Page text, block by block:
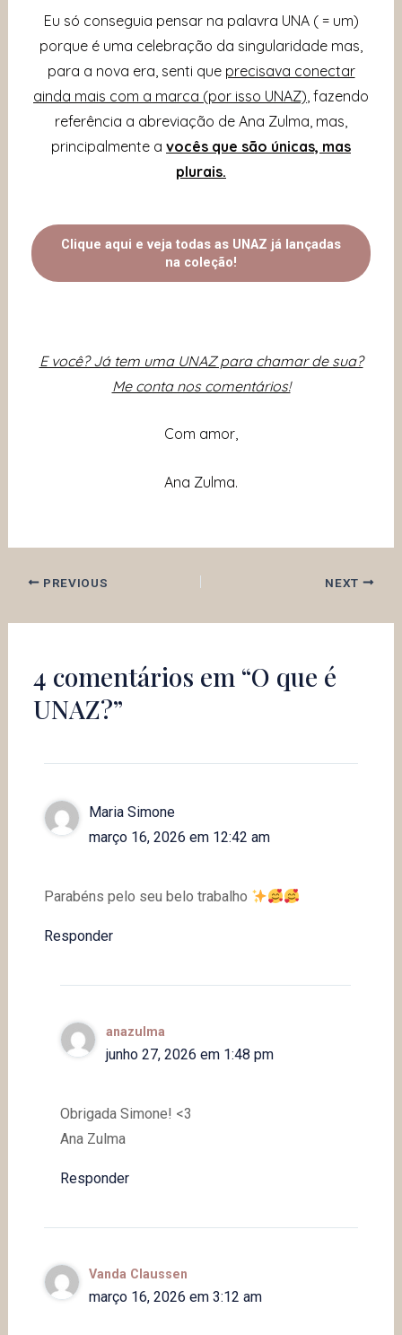
Eu só conseguia pensar na palavra UNA ( = um)
porque é uma celebração da singularidade mas,
para a nova era, senti que precisava conectar
ainda mais com a marca (por isso UNAZ) , fazendo
referência a abreviação de Ana Zulma, mas,
principalmente a vocês que são únicas, mas
plurais.
Clique aqui e veja todas as UNAZ já lançadas
na coleção!
E você? Já tem uma UNAZ para chamar de sua?
Me conta nos comentários!
Com amor,
Ana Zulma.
PREVIOUS NEXT
4 comentários em “O que é
UNAZ?”
Maria Simone
março 16, 2026 em 12:42 am
Parabéns pelo seu belo trabalho
Responder
anazulma
junho 27, 2026 em 1:48 pm
Obrigada Simone! <3
Ana Zulma
Responder
Vanda Claussen
março 16, 2026 em 3:12 am